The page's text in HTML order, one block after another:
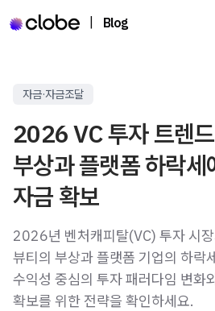
Blog
자금·자금조달
2026 VC 투자 트렌
부상과 플랫폼 하락세
자금 확보
2026년 벤처캐피탈(VC) 투자 시
뷰티의 부상과 플랫폼 기업의 하락
수익성 중심의 투자 패러다임 변화
확보를 위한 전략을 확인하세요.